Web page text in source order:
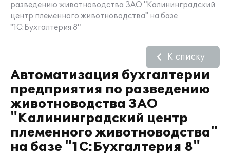
разведению животноводства ЗАО "Калининградский
центр племенного животноводства" на базе
"1С:Бухгалтерия 8"
Автоматизация бухгалтерии
предприятия по разведению
животноводства ЗАО
"Калининградский центр
племенного животноводства"
на базе "1С:Бухгалтерия 8"
К списку